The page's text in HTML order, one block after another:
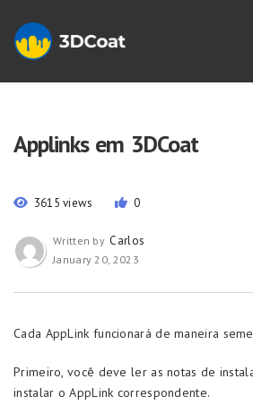
Applinks em 3DCoat
3615 views 0
Written by Carlos
January 20, 2023
Cada AppLink funcionará de maneira
Primeiro, você deve ler as notas de
instalar o AppLink correspondente.